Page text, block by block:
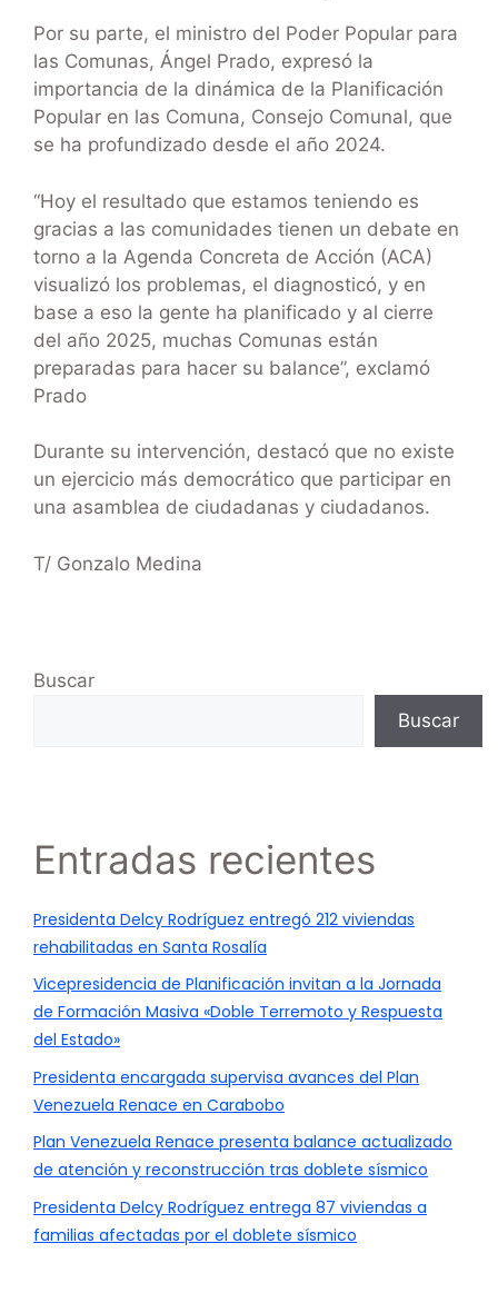
Por su parte, el ministro del Poder Popular para
las Comunas, Ángel Prado, expresó la
importancia de la dinámica de la Planificación
Popular en las Comuna, Consejo Comunal, que
se ha profundizado desde el año 2024.
“Hoy el resultado que estamos teniendo es
gracias a las comunidades tienen un debate en
torno a la Agenda Concreta de Acción (ACA)
visualizó los problemas, el diagnosticó, y en
base a eso la gente ha planificado y al cierre
del año 2025, muchas Comunas están
preparadas para hacer su balance”, exclamó
Prado
Durante su intervención, destacó que no existe
un ejercicio más democrático que participar en
una asamblea de ciudadanas y ciudadanos.
T/ Gonzalo Medina
Buscar
Buscar
Entradas recientes
Presidenta Delcy Rodríguez entregó 212 viviendas
rehabilitadas en Santa Rosalía
Vicepresidencia de Planificación invitan a la Jornada
de Formación Masiva «Doble Terremoto y Respuesta
del Estado»
Presidenta encargada supervisa avances del Plan
Venezuela Renace en Carabobo
Plan Venezuela Renace presenta balance actualizado
de atención y reconstrucción tras doblete sísmico
Presidenta Delcy Rodríguez entrega 87 viviendas a
familias afectadas por el doblete sísmico